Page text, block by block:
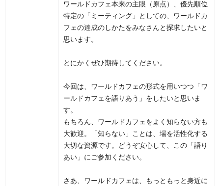
ワールドカフェ本来の主眼（原点）、優先順位
特定の「ミーティング」としての、ワールドカ
フェの達成のしかたをみなさんと探求したいと
思います。
とにかくぜひ期待してください。
今回は、ワールドカフェの形式を用いつつ「ワ
ールドカフェを語りあう」をしたいと思いま
す。
もちろん、ワールドカフェをよく知らない方も
大歓迎。「知らない」ことは、場を活性化する
大切な資源です。どうぞ安心して、この「語り
あい」にご参加ください。
さあ、ワールドカフェは、もっともっと身近に